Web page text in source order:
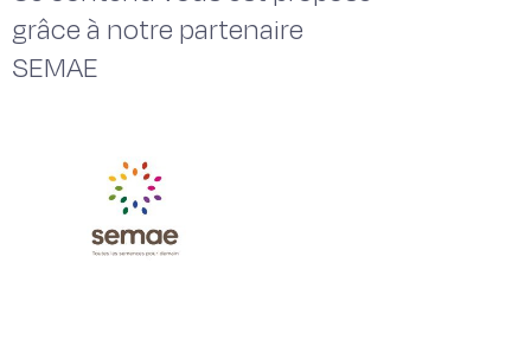
grâce à notre partenaire
SEMAE